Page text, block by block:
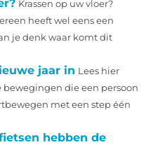
Krassen op uw vloer?
heeft wel eens een
je denk waar komt dit
jaar in Lees hier
bewegingen die een persoon
met een step één
hebben de